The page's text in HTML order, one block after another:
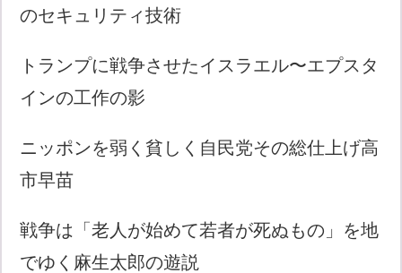
のセキュリティ技術
トランプに戦争させたイスラエル〜エプスタ
インの工作の影
ニッポンを弱く貧しく自民党その総仕上げ高
市早苗
戦争は「老人が始めて若者が死ぬもの」を地
でゆく麻生太郎の遊説